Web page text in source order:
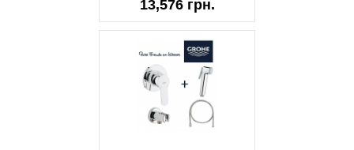
13,576 грн.